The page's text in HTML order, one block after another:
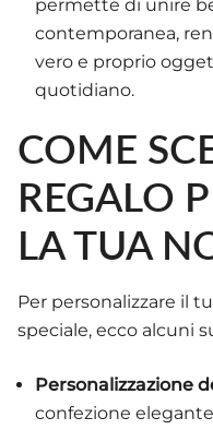
permette di unire
contemporanea,
vero e proprio
quotidiano.
COME
REGALO
LA TUA
Per personalizzare il
speciale, ecco alcuni
Personalizzazione
confezione